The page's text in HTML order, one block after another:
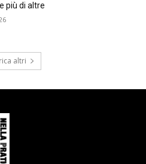
più di altre
altri